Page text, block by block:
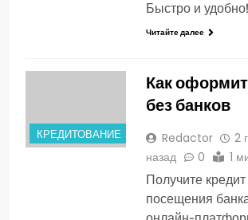
Быстро и удобно!
Читайте далее
КРЕДИТОВАНИЕ
Как
без банков
Redactor
2
назад
0 1
Получите кредит
посещения